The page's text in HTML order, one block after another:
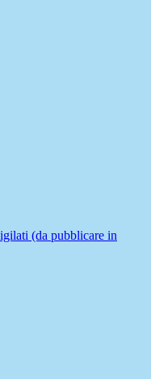
(da pubblicare in